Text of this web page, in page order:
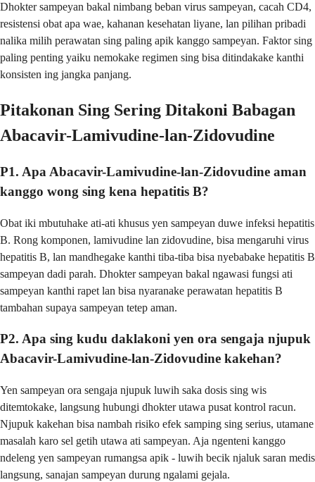
Dhokter sampeyan bakal nimbang beban virus sampeyan, cacah CD4,
resistensi obat apa wae, kahanan kesehatan liyane, lan pilihan pribadi
nalika milih perawatan sing paling apik kanggo sampeyan. Faktor sing
paling penting yaiku nemokake regimen sing bisa ditindakake kanthi
konsisten ing jangka panjang.
Pitakonan Sing Sering Ditakoni Babagan
Abacavir-Lamivudine-lan-Zidovudine
P1. Apa Abacavir-Lamivudine-lan-Zidovudine aman
kanggo wong sing kena hepatitis B?
Obat iki mbutuhake ati-ati khusus yen sampeyan duwe infeksi hepatitis
B. Rong komponen, lamivudine lan zidovudine, bisa mengaruhi virus
hepatitis B, lan mandhegake kanthi tiba-tiba bisa nyebabake hepatitis B
sampeyan dadi parah. Dhokter sampeyan bakal ngawasi fungsi ati
sampeyan kanthi rapet lan bisa nyaranake perawatan hepatitis B
tambahan supaya sampeyan tetep aman.
P2. Apa sing kudu daklakoni yen ora sengaja njupuk
Abacavir-Lamivudine-lan-Zidovudine kakehan?
Yen sampeyan ora sengaja njupuk luwih saka dosis sing wis
ditemtokake, langsung hubungi dhokter utawa pusat kontrol racun.
Njupuk kakehan bisa nambah risiko efek samping sing serius, utamane
masalah karo sel getih utawa ati sampeyan. Aja ngenteni kanggo
ndeleng yen sampeyan rumangsa apik - luwih becik njaluk saran medis
langsung, sanajan sampeyan durung ngalami gejala.